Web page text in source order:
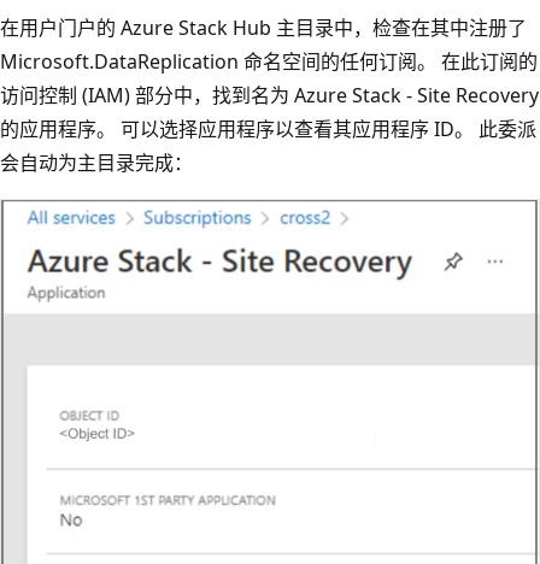
在用户门户的 Azure Stack Hub 主目录中，检查在其中注册了
Microsoft.DataReplication 命名空间的任何订阅。
在此订阅的
访问控制 (IAM) 部分中，找到名为 Azure Stack - Site Recovery
的应用程序。
可以选择应用程序以查看其应用程序 ID。
此委派
会自动为主目录完成：